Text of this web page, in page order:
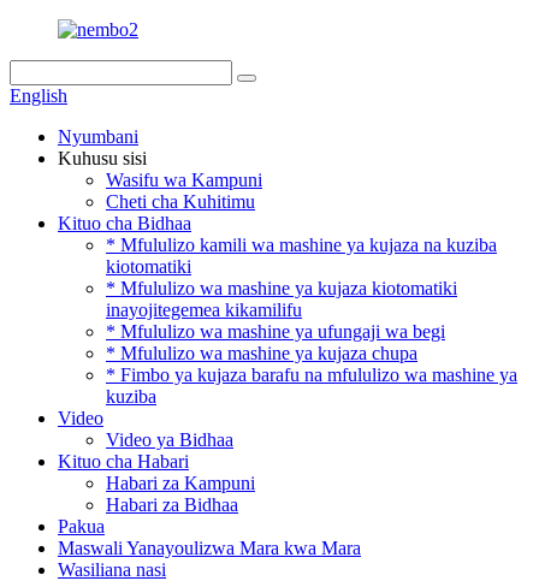
English
Nyumbani
Kuhusu sisi
Wasifu wa Kampuni
Cheti cha Kuhitimu
Kituo cha Bidhaa
* Mfululizo kamili wa mashine ya kujaza na kuziba
kiotomatiki
* Mfululizo wa mashine ya kujaza kiotomatiki
inayojitegemea kikamilifu
* Mfululizo wa mashine ya ufungaji wa begi
* Mfululizo wa mashine ya kujaza chupa
* Fimbo ya kujaza barafu na mfululizo wa mashine ya
kuziba
Video
Video ya Bidhaa
Kituo cha Habari
Habari za Kampuni
Habari za Bidhaa
Pakua
Maswali Yanayoulizwa Mara kwa Mara
Wasiliana nasi